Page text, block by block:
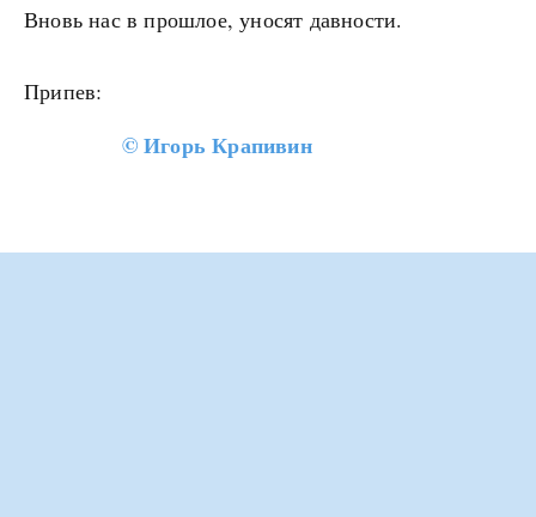
Вновь нас в прошлое, уносят давности.
Припев:
©Игорь Крапивин